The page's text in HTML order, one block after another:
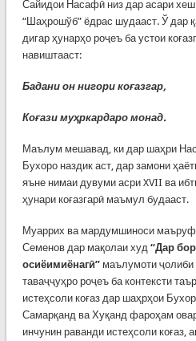
Сайидои Насафӣ низ дар асари хеш
“Шаҳрошўб” ёдрас шудааст. Ў дар
дигар ҳунарҳо роҷеъ ба устои
навиштааст:
Бадани он нигори коғазгар,
Коғази муҳркардаро монад.
Маълум мешавад, ки дар шаҳри
Бухоро наздик аст, дар за­мони
яъне нимаи дувуми асри XVII ва
ҳунари коғазгарӣ маъмул будааст.
Муаррих ва мардумшиноси
Семенов дар мақолаи худ “Дар
осиёимиёнагӣ”маълумоти ҷолиби
таваҷҷуҳро роҷеъ ба контек­сти
истеҳсоли коғаз дар шаҳрҳои
Самарқанд ва Хуқанд фароҳам
инчунин раванди истеҳсоли коғаз,